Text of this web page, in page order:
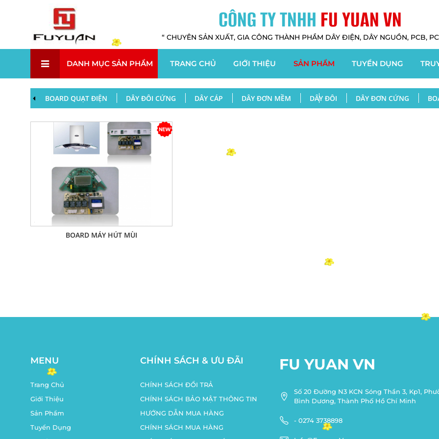
CÔNG TY TNHH FU YUAN VN
“ CHUYÊN SẢN XUẤT, GIA CÔNG THÀNH PHẦM DÂY ĐIỆN, DÂY NGUỒN, PCB,
TRANG CHỦ GIỚI THIỆU SẢN PHẨM TUYỂN DỤNG
DANH MỤC SẢN PHẨM
BOARD QUẠT ĐIỆN DÂY ĐÔI CỨNG DÂY CÁP DÂY ĐƠN MỀM DÂY ĐÔI DÂY ĐƠN CỨNG
BOARD MÁY HÚT MÙI
MENU
Trang Chủ
Giới Thiệu
Sản Phẩm
Tuyển Dụng
CHÍNH SÁCH & ƯU ĐÃI
CHÍNH SÁCH ĐỔI TRẢ
CHÍNH SÁCH BẢO MẬT THÔNG TIN
HƯỚNG DẪN MUA HÀNG
CHÍNH SÁCH MUA HÀNG
FU YUAN VN
Số 20 Đường N3 KCN Sóng Thần 3, Kp1,
Bình Dương, Thành Phố Hồ Chí Minh
- 0274 3738898